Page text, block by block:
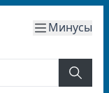
Минусы